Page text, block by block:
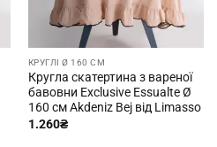
КРУГЛІ Ø 160 СМ
Кругла скатертина з вареної
бавовни Exclusive Essualte Ø
160 см Akdeniz Bej від Limasso
1.260₴